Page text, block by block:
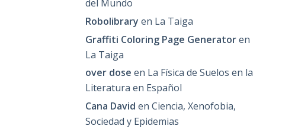
del Mundo
Robolibrary en La Taiga
Graffiti Coloring Page Generatoren
La Taiga
over dose en La Física de Suelos en la
Literatura en Español
Cana David enCiencia, Xenofobia,
Sociedad y Epidemias